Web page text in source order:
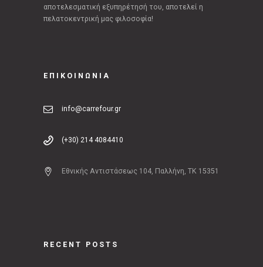
αποτελεσματική εξυπηρέτησή του, αποτελεί η
πελατοκεντρική μας φιλοσοφία!
ΕΠΙΚΟΙΝΩΝΙΑ
info@carrefour.gr
(+30) 214 4084410
Εθνικής Αντιστάσεως 104, Παλλήνη, ΤΚ 15351
RECENT POSTS